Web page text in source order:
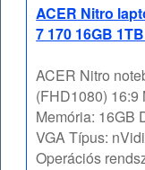
ACER Nitro
7 170 16GB
ACER Nitro
(FHD1080) 16:9
Memória: 16GB
VGA Típus:
Operációs